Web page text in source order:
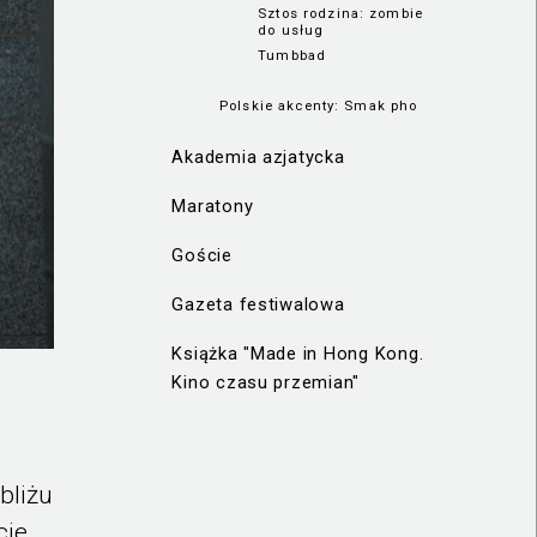
Sztos rodzina: zombie
do usług
Tumbbad
Polskie akcenty: Smak pho
Akademia azjatycka
Maratony
Goście
Gazeta festiwalowa
Książka "Made in Hong Kong.
Kino czasu przemian"